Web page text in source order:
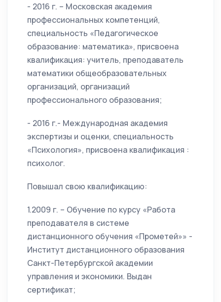
- 2016 г. – Московская академия
профессиональных компетенций,
специальность «Педагогическое
образование: математика», присвоена
квалификация: учитель, преподаватель
математики общеобразовательных
организаций, организаций
профессионального образования;
- 2016 г.- Международная академия
экспертизы и оценки, специальность
«Психология», присвоена квалификация :
психолог.
Повышал свою квалификацию:
1.2009 г. – Обучение по курсу «Работа
преподавателя в системе
дистанционного обучения «Прометей»» -
Институт дистанционного образования
Санкт-Петербургской академии
управления и экономики. Выдан
сертификат;